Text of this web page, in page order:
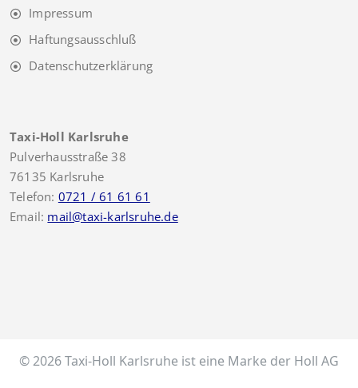
Impressum
Haftungsausschluß
Datenschutzerklärung
Taxi-Holl Karlsruhe
Pulverhausstraße 38
76135 Karlsruhe
Telefon: 0721 / 61 61 61
Email: mail@taxi-karlsruhe.de
© 2026 Taxi-Holl Karlsruhe ist eine Marke der Holl AG